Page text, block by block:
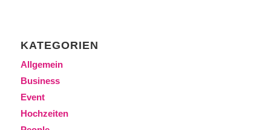
KATEGORIEN
Allgemein
Business
Event
Hochzeiten